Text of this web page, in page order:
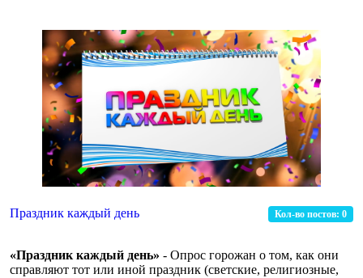
Праздник каждый день Кол-во постов: 0
«Праздник каждый день» - Опрос горожан о том, как они
справляют тот или иной праздник (светские, религиозные,